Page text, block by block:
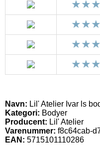
Navn: Lil' Atelier Ivar ls
Kategori: Bodyer
Producent: Lil' Atelier
Varenummer: f8c64cab-
EAN: 5715101110286